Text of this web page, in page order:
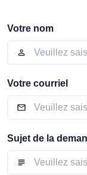
Votre nom
Votre courriel
Sujet de la